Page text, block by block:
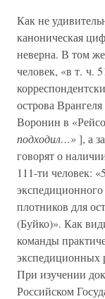
Как не
каноническая
неверна. В том
человек, «в т. ч.
острова
Воронин в
подходил…»], а
говорят о
111-ти человек:
плотников для
(Буйко)». Как
команды
экспедиционных
При изучении
Российском